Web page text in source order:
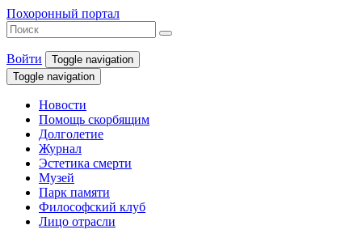
Похоронный портал
Войти
Toggle navigation
Toggle navigation
Новости
Помощь скорбящим
Долголетие
Журнал
Эстетика смерти
Музей
Парк памяти
Философский клуб
Лицо отрасли